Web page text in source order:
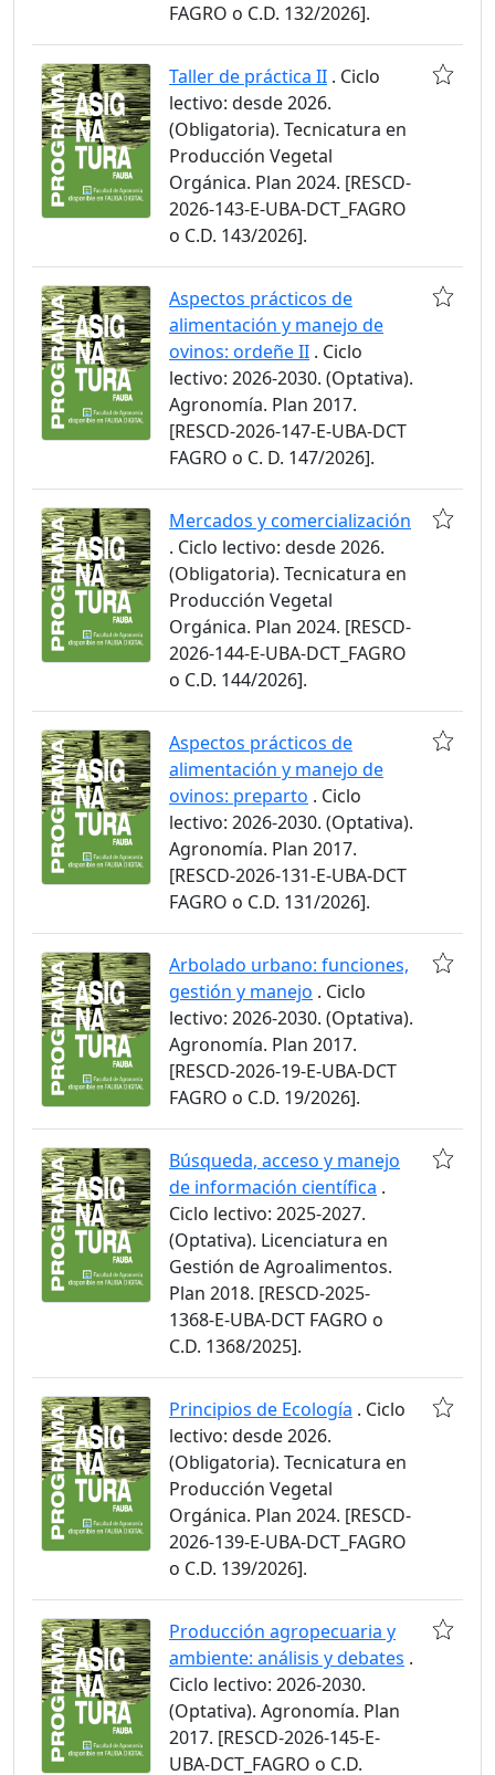
FAGRO o C.D. 132/2026].
Taller de práctica II . Ciclo
lectivo: desde 2026.
(Obligatoria). Tecnicatura en
Producción Vegetal
Orgánica. Plan 2024. [RESCD-
2026-143-E-UBA-DCT_FAGRO
o C.D. 143/2026].
Aspectos prácticos de
alimentación y manejo de
ovinos: ordeñe II . Ciclo
lectivo: 2026-2030. (Optativa).
Agronomía. Plan 2017.
[RESCD-2026-147-E-UBA-DCT
FAGRO o C. D. 147/2026].
Mercados y comercialización
. Ciclo lectivo: desde 2026.
(Obligatoria). Tecnicatura en
Producción Vegetal
Orgánica. Plan 2024. [RESCD-
2026-144-E-UBA-DCT_FAGRO
o C.D. 144/2026].
Aspectos prácticos de
alimentación y manejo de
ovinos: preparto . Ciclo
lectivo: 2026-2030. (Optativa).
Agronomía. Plan 2017.
[RESCD-2026-131-E-UBA-DCT
FAGRO o C.D. 131/2026].
Arbolado urbano: funciones,
gestión y manejo . Ciclo
lectivo: 2026-2030. (Optativa).
Agronomía. Plan 2017.
[RESCD-2026-19-E-UBA-DCT
FAGRO o C.D. 19/2026].
Búsqueda, acceso y manejo
de información científica .
Ciclo lectivo: 2025-2027.
(Optativa). Licenciatura en
Gestión de Agroalimentos.
Plan 2018. [RESCD-2025-
1368-E-UBA-DCT FAGRO o
C.D. 1368/2025].
Principios de Ecología . Ciclo
lectivo: desde 2026.
(Obligatoria). Tecnicatura en
Producción Vegetal
Orgánica. Plan 2024. [RESCD-
2026-139-E-UBA-DCT_FAGRO
o C.D. 139/2026].
Producción agropecuaria y
ambiente: análisis y debates .
Ciclo lectivo: 2026-2030.
(Optativa). Agronomía. Plan
2017. [RESCD-2026-145-E-
UBA-DCT_FAGRO o C.D.